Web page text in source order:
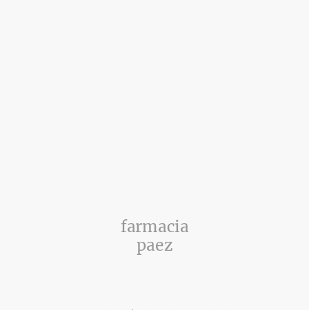
farmacia
paez